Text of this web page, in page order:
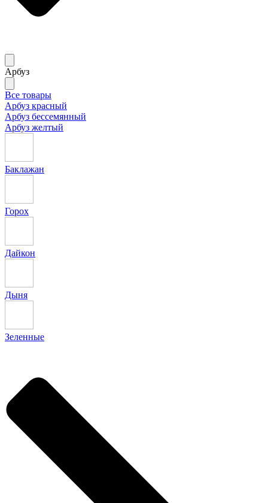
Арбуз
Все товары
Арбуз красный
Арбуз бессемянный
Арбуз желтый
Баклажан
Горох
Дайкон
Дыня
Зеленные